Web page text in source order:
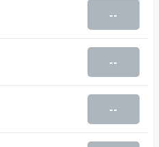
--
--
--